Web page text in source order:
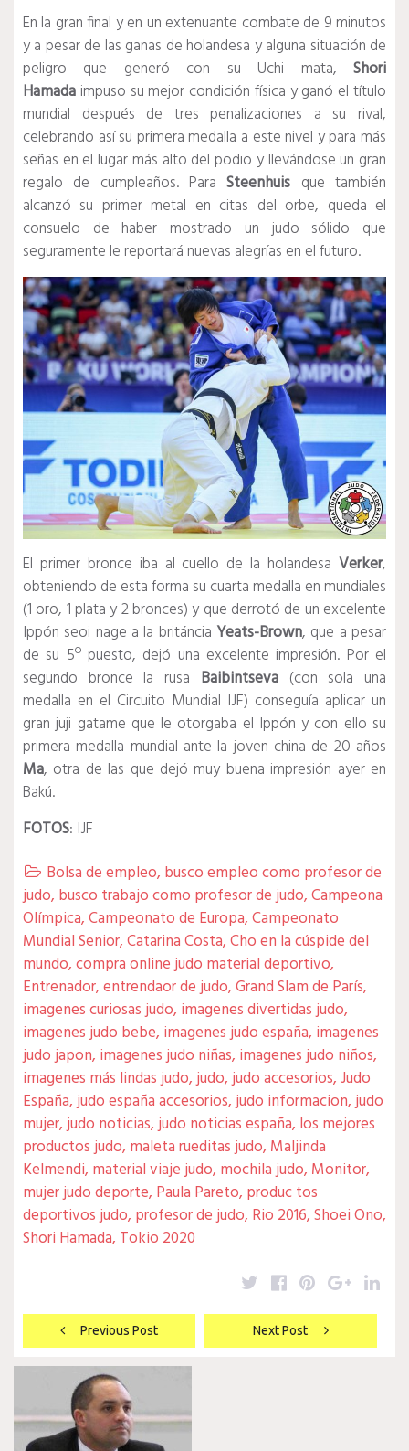
En la gran final y en un extenuante combate de 9 minutos
y a pesar de las ganas de holandesa y alguna situación de
peligro que generó con su Uchi mata, Shori
Hamada impuso su mejor condición física y ganó el título
mundial después de tres penalizaciones a su rival,
celebrando así su primera medalla a este nivel y para más
señas en el lugar más alto del podio y llevándose un gran
regalo de cumpleaños. ParaSteenhuis que también
alcanzó su primer metal en citas del orbe, queda el
consuelo de haber mostrado un judo sólido que
seguramente le reportará nuevas alegrías en el futuro.
El primer bronce iba al cuello de la holandesa Verker,
obteniendo de esta forma su cuarta medalla en mundiales
(1 oro, 1 plata y 2 bronces) y que derrotó de un excelente
Ippón seoi nage a la británcia Yeats-Brown, que a pesar
de su 5º puesto, dejó una excelente impresión. Por el
segundo bronce la rusa Baibintseva(con sola una
medalla en el Circuito Mundial IJF) conseguía aplicar un
gran juji gatame que le otorgaba el Ippón y con ello su
primera medalla mundial ante la joven china de 20 años
Ma, otra de las que dejó muy buena impresión ayer en
Bakú.
FOTOS: IJF
 Bolsa de empleo, busco empleo como profesor de
judo, busco trabajo como profesor de judo,Campeona
Olímpica,Campeonato de Europa,Campeonato
Mundial Senior,Catarina Costa,Cho en la cúspide del
mundo,compra online judo material deportivo,
Entrenador,entrendaor de judo,Grand Slam de París,
imagenes curiosas judo, imagenes divertidas judo,
imagenes judo bebe, imagenes judo españa, imagenes
judo japon, imagenes judo niñas, imagenes judo niños,
imagenes más lindas judo,judo,judo accesorios,Judo
España,judo españa accesorios,judo informacion,judo
mujer,judo noticias,judo noticias españa, los mejores
productos judo, maleta rueditas judo, Maljinda
Kelmendi, material viaje judo, mochila judo, Monitor,
mujer judo deporte, Paula Pareto, produc tos
deportivos judo, profesor de judo, Rio 2016,Shoei Ono,
Shori Hamada, Tokio 2020
Navegación
de
entradas
Previous Post Next Post
Twitter
Facebook
Pinterest